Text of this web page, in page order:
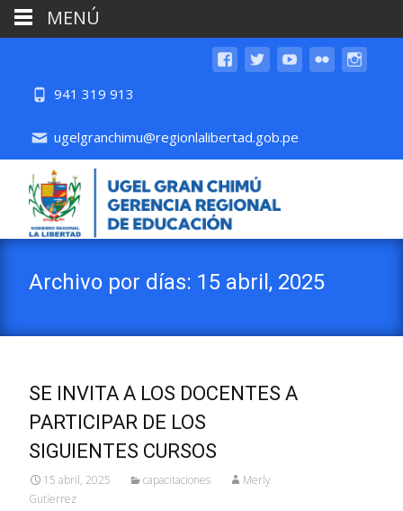
941 319 913
ugelgranchimu@regionlalibertad.gob.pe
Archivo por días: 15 abril, 2025
SE INVITA A LOS DOCENTES A
PARTICIPAR DE LOS
SIGUIENTES CURSOS
15 abril, 2025 capacitaciones
Merly
Gutierrez
MENÚ